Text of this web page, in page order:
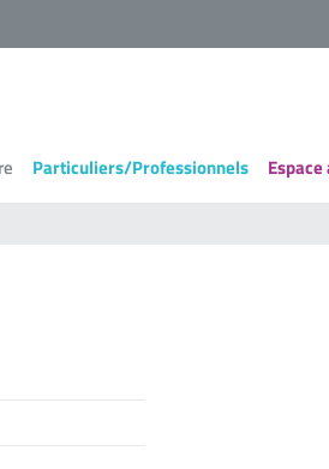
Particuliers/Professionnels